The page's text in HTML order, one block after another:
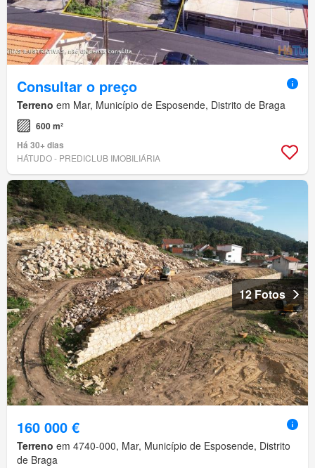
Consultar o preço
Terreno em Mar, Município de Esposende, Distrito de Braga
600 m²
Há 30+ dias
HÁTUDO - PREDICLUB IMOBILIÁRIA
12 Fotos
160 000 €
Terreno em 4740-000, Mar, Município de Esposende, Distrito
de Braga